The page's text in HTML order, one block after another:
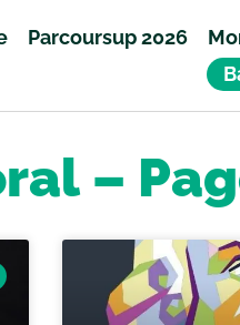
Parcoursup 2026
–